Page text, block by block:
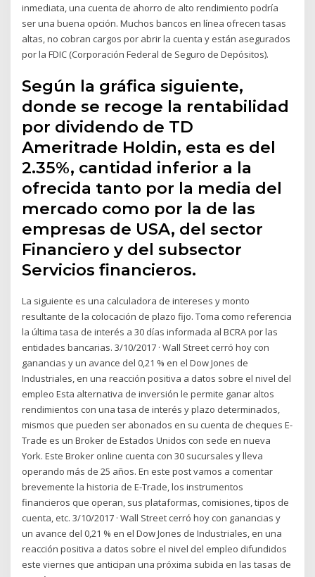
inmediata, una cuenta de ahorro de alto rendimiento podría
ser una buena opción. Muchos bancos en línea ofrecen tasas
altas, no cobran cargos por abrir la cuenta y están asegurados
por la FDIC (Corporación Federal de Seguro de Depósitos).
Según la gráfica siguiente,
donde se recoge la rentabilidad
por dividendo de TD
Ameritrade Holdin, esta es del
2.35%, cantidad inferior a la
ofrecida tanto por la media del
mercado como por la de las
empresas de USA, del sector
Financiero y del subsector
Servicios financieros.
La siguiente es una calculadora de intereses y monto
resultante de la colocación de plazo fijo. Toma como referencia
la última tasa de interés a 30 días informada al BCRA por las
entidades bancarias. 3/10/2017 · Wall Street cerró hoy con
ganancias y un avance del 0,21 % en el Dow Jones de
Industriales, en una reacción positiva a datos sobre el nivel del
empleo Esta alternativa de inversión le permite ganar altos
rendimientos con una tasa de interés y plazo determinados,
mismos que pueden ser abonados en su cuenta de cheques E-
Trade es un Broker de Estados Unidos con sede en nueva
York. Este Broker online cuenta con 30 sucursales y lleva
operando más de 25 años. En este post vamos a comentar
brevemente la historia de E-Trade, los instrumentos
financieros que operan, sus plataformas, comisiones, tipos de
cuenta, etc. 3/10/2017 · Wall Street cerró hoy con ganancias y
un avance del 0,21 % en el Dow Jones de Industriales, en una
reacción positiva a datos sobre el nivel del empleo difundidos
este viernes que anticipan una próxima subida en las tasas de